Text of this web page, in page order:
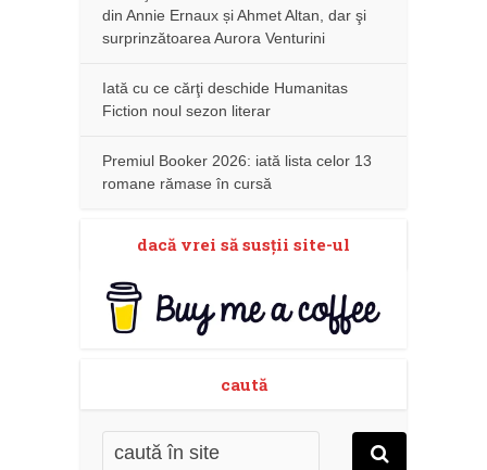
din Annie Ernaux și Ahmet Altan, dar şi
surprinzătoarea Aurora Venturini
Iată cu ce cărţi deschide Humanitas
Fiction noul sezon literar
Premiul Booker 2026: iată lista celor 13
romane rămase în cursă
dacă vrei să susţii site-ul
caută